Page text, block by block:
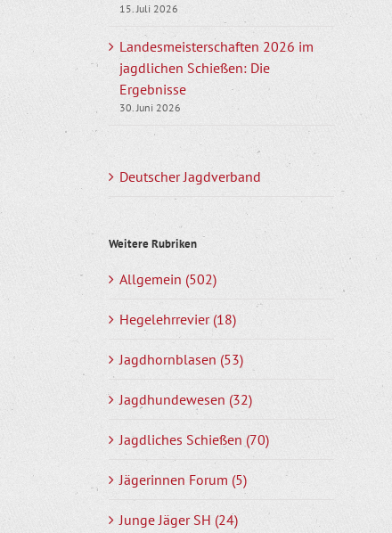
15. Juli 2026
Landesmeisterschaften 2026 im
jagdlichen Schießen: Die
Ergebnisse
30. Juni 2026
Deutscher Jagdverband
Weitere Rubriken
Allgemein (502)
Hegelehrrevier (18)
Jagdhornblasen (53)
Jagdhundewesen (32)
Jagdliches Schießen (70)
Jägerinnen Forum (5)
Junge Jäger SH (24)